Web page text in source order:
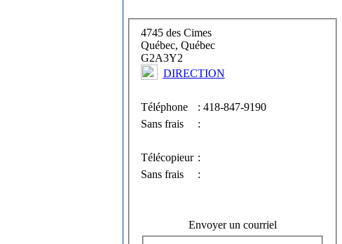
4745 des Cimes
Québec, Québec
G2A3Y2
DIRECTION
Téléphone
: 418-847-9190
Sans frais
:
Télécopieur :
Sans frais
:
Envoyer un courriel